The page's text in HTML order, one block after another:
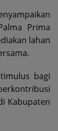
Prima
lahan
bagi
Kabupaten